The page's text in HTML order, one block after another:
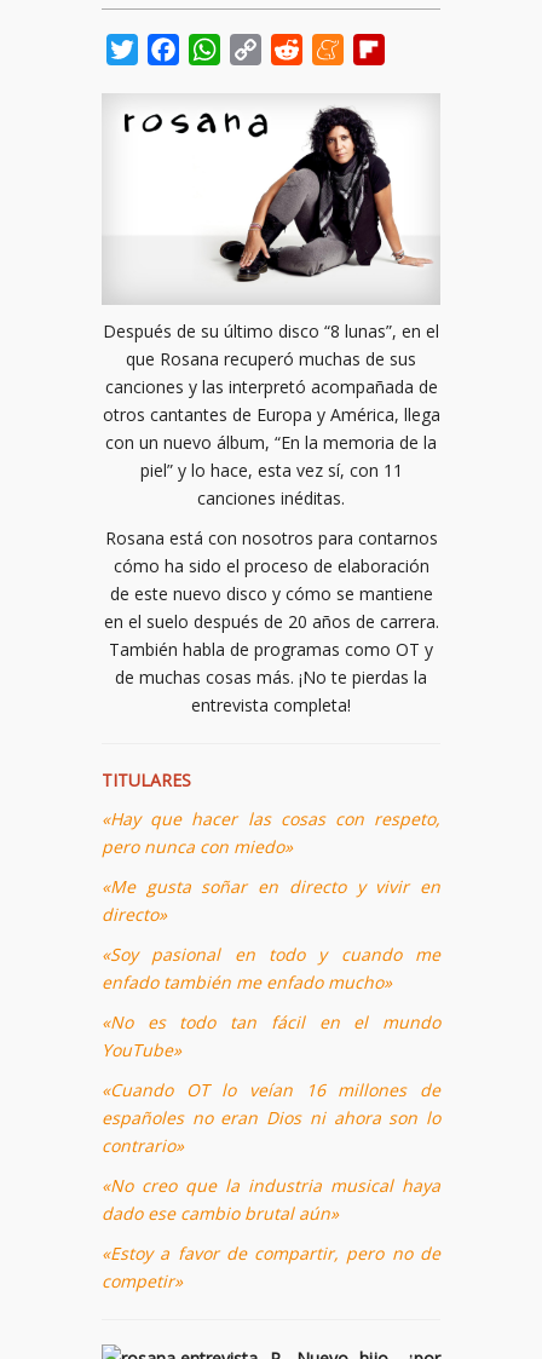
TwitterFacebookWhatsApp
Copy
Reddit Meneame
Después de su último disco “8 lunas”, en el
que Rosana recuperó muchas de sus
canciones y las interpretó acompañada de
otros cantantes de Europa y América, llega
con un nuevo álbum, “En la memoria de la
piel” y lo hace, esta vez sí, con 11
canciones inéditas.
Rosana está con nosotros para contarnos
cómo ha sido el proceso de elaboración
de este nuevo disco y cómo se mantiene
en el suelo después de 20 años de carrera.
También habla de programas como OT y
de muchas cosas más. ¡No te pierdas la
entrevista completa!
TITULARES
«Hay que hacer las cosas con respeto,
pero nunca con miedo»
«Me gusta soñar en directo y vivir en
directo»
«Soy pasional en todo y cuando me
enfado también me enfado mucho»
«No es todo tan fácil en el mundo
YouTube»
«Cuando OT lo veían 16 millones de
españoles no eran Dios ni ahora son lo
contrario»
«No creo que la industria musical haya
dado ese cambio brutal aún»
«Estoy a favor de compartir, pero no de
competir»